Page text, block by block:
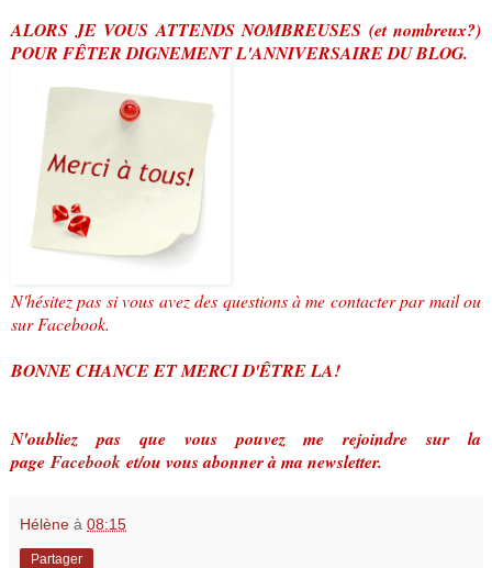
ALORS JE VOUS ATTENDS NOMBREUSES (et nombreux?)
POUR FÊTER DIGNEMENT L'ANNIVERSAIRE DU BLOG.
N'hésitez pas si vous avez des questions à me contacter par mail ou
sur Facebook.
BONNE CHANCE ET MERCI D'ÊTRE LA!
N'oubliez pas que vous pouvez me rejoindre sur la
page Facebook et/ou vous abonner à ma newsletter.
Hélène à 08:15
Partager